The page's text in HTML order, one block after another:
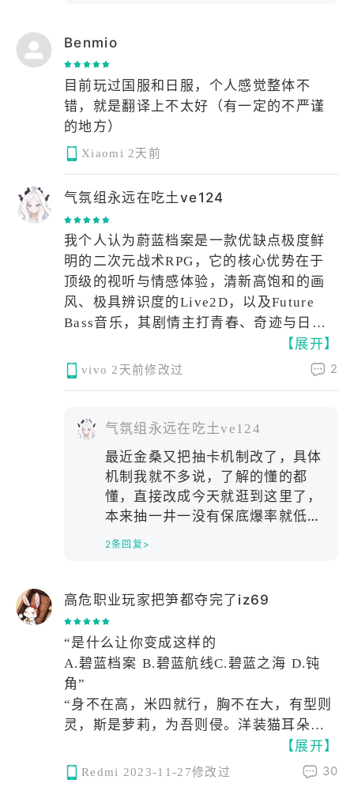
Benmio
目前玩过国服和日服，个人感觉整体不
错，就是翻译上不太好（有一定的不严谨
的地方）
Xiaomi 2天前
气氛组永远在吃土ve124
我个人认为蔚蓝档案是一款优缺点极度鲜
明的二次元战术RPG，它的核心优势在于
顶级的视听与情感体验，清新高饱和的画
风、极具辨识度的Live2D，以及Future
Bass音乐，其剧情主打青春、奇迹与日
常，通过细腻的刻画，在扮演老师引导学
生中收获治愈与感动
游。不过，养成资源较为分散，且抽卡概
率较低容易歪卡，对全图鉴收集党不太友
好。如果追求硬核操作或高强度竞技需谨
慎；若偏爱剧情与角色养成，它会是非常
治愈的选择
【展开】
vivo 2天前修改过 2
气氛组永远在吃土ve124
最近金桑又把抽卡机制改了，具体
机制我就不多说，了解的懂的都
懂，直接改成今天就逛到这里了，
本来抽一井一没有保底爆率就低，
现在又改了那什么今天就逛到这里
不信我连夜去韩国喂你吃含铜花生
😃
2条回复>
高危职业玩家把笋都夺完了iz69
“是什么让你变成这样的
A.碧蓝档案 B.碧蓝航线C.碧蓝之海 D.钝
角”
“身不在高，米四就行，胸不在大，有型则
灵，斯是萝莉，为吾则侵。洋装猫耳朵，
小嘴大眼睛，短发很俏丽，长发也飘逸。
可以给糖果，玩亲亲。无傲娇之乱耳，无
【展开】
Redmi 2023-11-27修改过 30